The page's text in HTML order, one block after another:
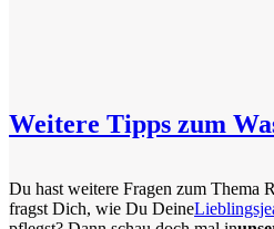
Weitere Tipps zum
Du hast weitere Fragen zum Thema
fragst Dich, wie Du Deine